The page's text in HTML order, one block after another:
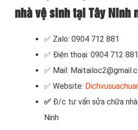
nhà vệ sinh tại Tây Ninh
✅ Zalo: 0904 712 881
✅ Điện thoại: 0904 712 881
✅ Mail:
✅ Website:
✅ Đ/c tư vấn sửa chữa
Ninh